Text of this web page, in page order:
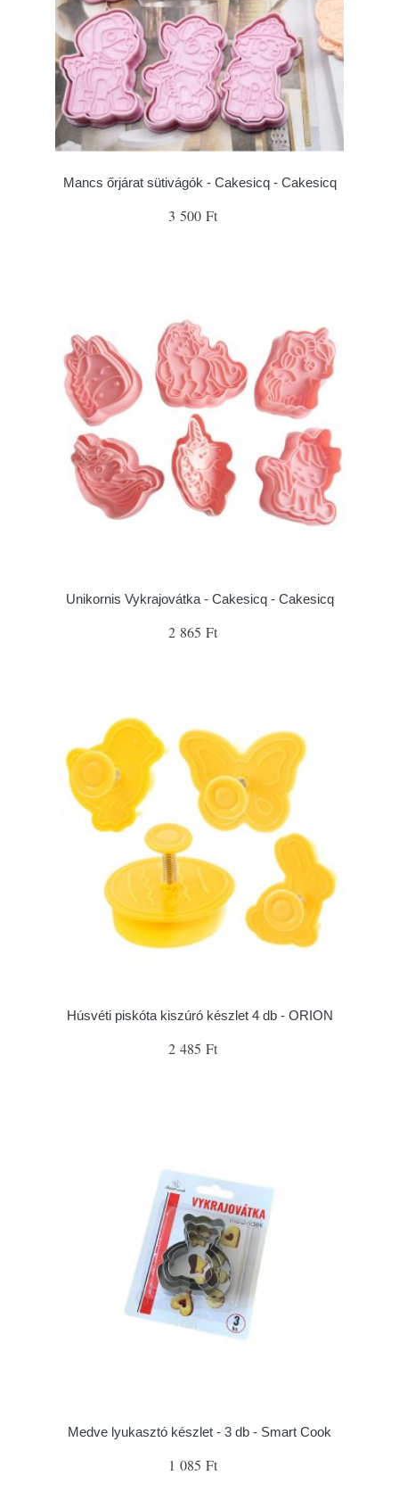
Mancs őrjárat sütivágók - Cakesicq - Cakesicq
3 500 Ft
Unikornis Vykrajovátka - Cakesicq - Cakesicq
2 865 Ft
Húsvéti piskóta kiszúró készlet 4 db - ORION
2 485 Ft
Medve lyukasztó készlet - 3 db - Smart Cook
1 085 Ft